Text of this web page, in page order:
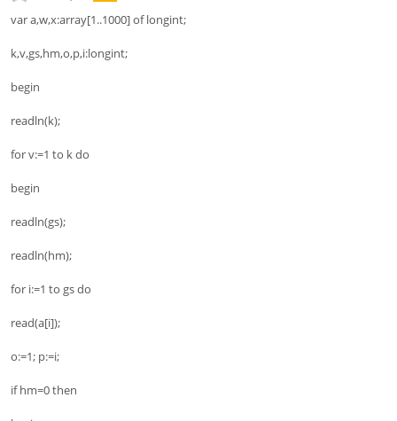
var a,w,x:array[1..1000] of longint;
k,v,gs,hm,o,p,i:longint;
begin
readln(k);
for v:=1 to k do
begin
readln(gs);
readln(hm);
for i:=1 to gs do
read(a[i]);
o:=1; p:=i;
if hm=0 then